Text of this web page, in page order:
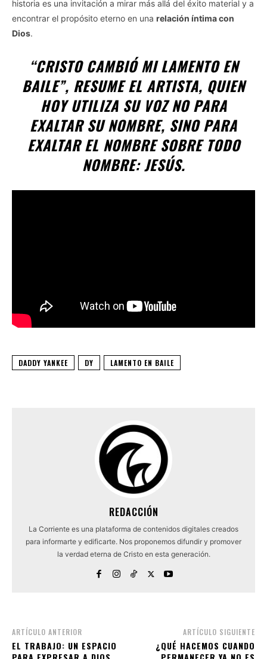
historia es una invitación a mirar más allá del éxito material y a
encontrar el propósito eterno en una relación íntima con
Dios.
“CRISTO CAMBIÓ MI LAMENTO EN
BAILE”, RESUME EL ARTISTA, QUIEN
HOY UTILIZA SU VOZ NO PARA
EXALTAR SU NOMBRE, SINO PARA
EXALTAR EL NOMBRE SOBRE TODO
NOMBRE: JESÚS.
DADDY YANKEE DY LAMENTO EN BAILE
REDACCIÓN
La Corriente es una plataforma de contenidos digitales creados
para informarte y edificarte. Nos proponemos difundir y promover
la verdad eterna de Cristo en esta generación.
ARTÍCULO ANTERIOR
EL TRABAJO: UN ESPACIO
ARTÍCULO SIGUIENTE
¿QUÉ HACEMOS CUANDO